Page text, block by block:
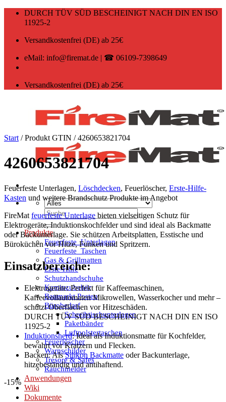
Zum
DURCH TÜV SÜD BESCHEINIGT NACH DIN EN ISO
11925-2
Versandkostenfrei (DE) ab 25€
eMail: info@firemat.de | ☎ 06109-7398649
Versandkostenfrei (DE) ab 25€
Suchen
nach:
Produkte
Feuerfeste_Unterlagen
Feuerfeste_Taschen
Gas & Grillmatten
Erste-Hilfe
Schutzhandschuhe
Kaminzubehör
Baumarkt Posten
Bürobedarf
Schreibtischunterlagen
Paketbänder
Luftpolstertaschen
Feuerlöscher
Warnschilder
Tresore & Safes
Rauchmelder
Anwendungen
Wiki
Dokumente
Start /Produkt GTIN /4260653821704
4260653821704
Feuerfeste Unterlagen, Löschdecken, Feuerlöscher, Erste-Hilfe-
Kasten und weitere Brandschutz Produkte im Angebot
FireMat feuerfeste Unterlage bieten vielseitigen Schutz für
Elektrogeräte, Induktionskochfelder und sind ideal als Backmatte
oder Backunterlage. Sie schützen Arbeitsplatten, Esstische und
Büroküchen vor Hitze, Funken und Spritzern.
Einsatzbereiche:
Elektrogeräte: Perfekt für Kaffeemaschinen,
Kaffeevollautomaten Mikrowellen, Wasserkocher und mehr –
schützt Oberflächen vor Hitzeschäden.
DURCH TÜV SÜD BESCHEINIGT NACH DIN EN ISO
11925-2
Induktionsherd: Ideal als Induktionsmatte für Kochfelder,
bewahrt vor Kratzern und Flecken.
Backen: AlsSilikon Backmatte oder Backunterlage,
hitzebeständig und antihaftend.
-15%